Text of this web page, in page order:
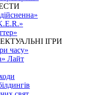
ІГРИ
часу»
Лайт